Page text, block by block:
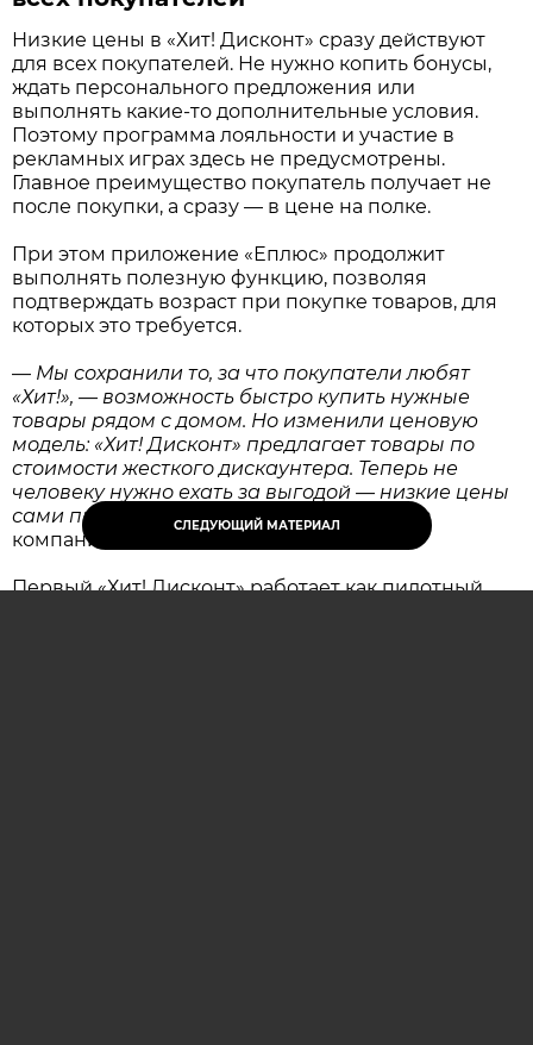
СЛЕДУЮЩИЙ МАТЕРИАЛ
Низкие цены в «Хит! Дисконт» сразу действуют
для всех покупателей. Не нужно копить бонусы,
ждать персонального предложения или
выполнять какие-то дополнительные условия.
Поэтому программа лояльности и участие в
рекламных играх здесь не предусмотрены.
Главное преимущество покупатель получает не
после покупки, а сразу — в цене на полке.
При этом приложение «Еплюс» продолжит
выполнять полезную функцию, позволяя
подтверждать возраст при покупке товаров, для
которых это требуется.
— Мы сохранили то, за что покупатели любят
«Хит!», — возможность быстро купить нужные
товары рядом с домом. Но изменили ценовую
модель: «Хит! Дисконт» предлагает товары по
стоимости жесткого дискаунтера. Теперь не
человеку нужно ехать за выгодой — низкие цены
сами приходят в его район, — отметили в
компании.
Первый «Хит! Дисконт» работает как пилотный